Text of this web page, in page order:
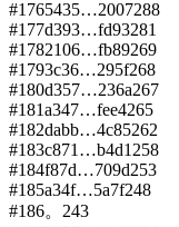
#1765435…2007288
#177d393…fd93281
#1782106…fb89269
#1793c36…295f268
#180d357…236a267
#181a347…fee4265
#182dabb…4c85262
#183c871…b4d1 258
#184f87d…709d253
#185a34f…5a7f248
#186。 243